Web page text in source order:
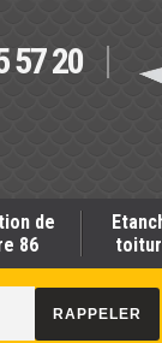
57 20
de
86